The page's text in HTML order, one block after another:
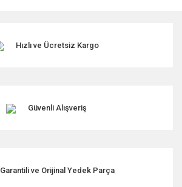
Hızlı ve Ücretsiz Kargo
Güvenli Alışveriş
Garantili ve Orijinal Yedek Parça